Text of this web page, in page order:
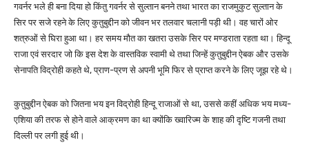
गवर्नर भले ही बना दिया हो किंतु गवर्नर से सुल्तान बनने तथा भारत का राजमुकुट सुल्तान के
सिर पर सजे रहने के लिए कुतुबुद्दीन को जीवन भर तलवार चलानी पड़ी थी। वह चारों ओर
शत्रुओं से घिरा हुआ था। हर समय मौत का खतरा उसके सिर पर मण्डराता रहता था। हिन्दू
राजा एवं सरदार जो कि इस देश के वास्तविक स्वामी थे तथा जिन्हें कुतुबुद्दीन ऐबक और उसके
सेनापति विद्रोही कहते थे, प्राण-प्रण से अपनी भूमि फिर से प्राप्त करने के लिए जूझ रहे थे।
कुतुबुद्दीन ऐबक को जितना भय इन विद्रोही हिन्दू राजाओं से था, उससे कहीं अधिक भय मध्य-
एशिया की तरफ से होने वाले आक्रमण का था क्योंकि ख्वारिज्म के शाह की दृष्टि गजनी तथा
दिल्ली पर लगी हुई थी।